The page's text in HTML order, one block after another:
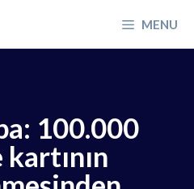
MENU
100.000